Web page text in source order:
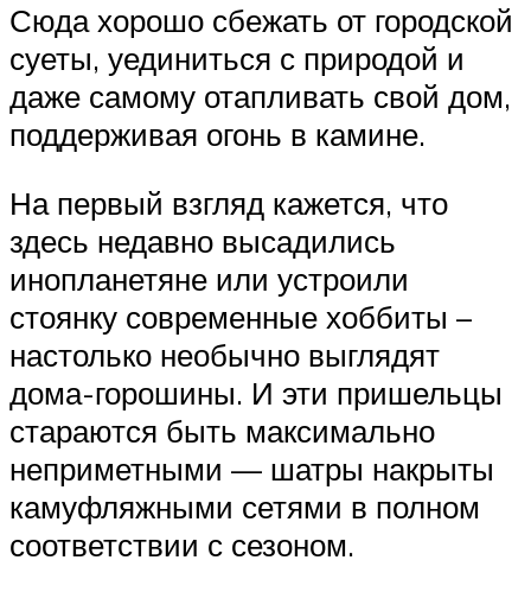
Сюда хорошо сбежать от городской
суеты, уединиться с природой и
даже самому отапливать свой дом,
поддерживая огонь в камине.
На первый взгляд кажется, что
здесь недавно высадились
инопланетяне или устроили
стоянку современные хоббиты –
настолько необычно выглядят
дома-горошины. И эти пришельцы
стараются быть максимально
неприметными — шатры накрыты
камуфляжными сетями в полном
соответствии с сезоном.